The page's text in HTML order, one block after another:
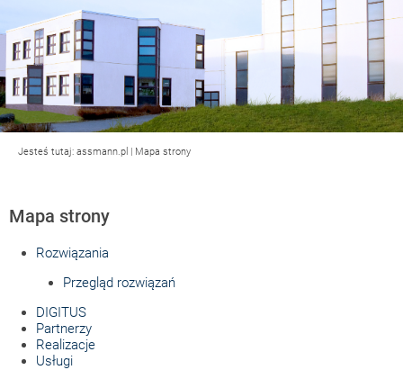
Jesteś tutaj: assmann.pl | Mapa strony
Mapa strony
Rozwiązania
Przegląd rozwiązań
DIGITUS
Partnerzy
Realizacje
Usługi